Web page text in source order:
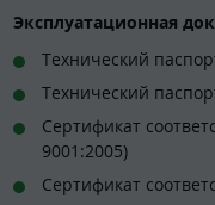
Эксплуатационная
Технический
Технический
Сертификат
9001:2005)
Сертификат